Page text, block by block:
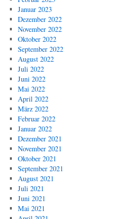
Januar 2023
Dezember 2022
November 2022
Oktober 2022
September 2022
August 2022
Juli 2022
Juni 2022
Mai 2022
April 2022
März 2022
Februar 2022
Januar 2022
Dezember 2021
November 2021
Oktober 2021
September 2021
August 2021
Juli 2021
Juni 2021
Mai 2021